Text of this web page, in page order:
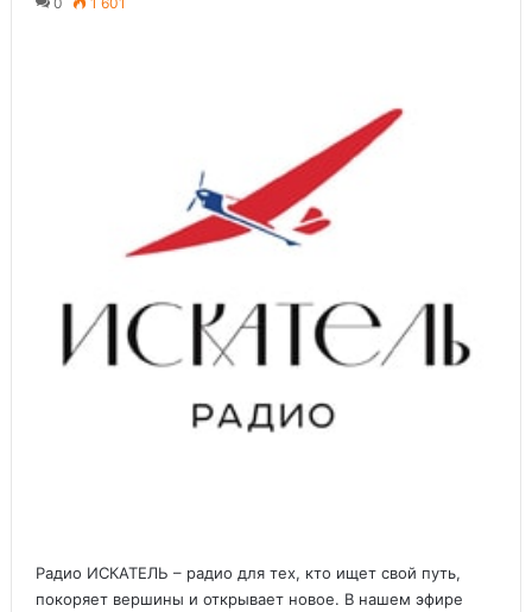
Радио ИСКАТЕЛЬ – радио для тех, кто ищет свой путь,
покоряет вершины и открывает новое. В нашем эфире